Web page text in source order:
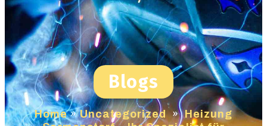
Blogs
Home»Uncategorized » Heizung